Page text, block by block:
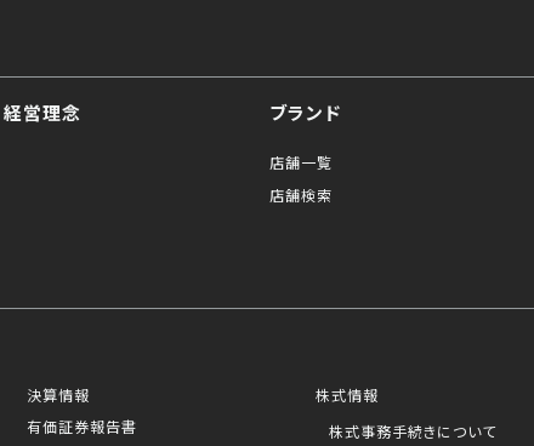
経営理念 ブランド
店舗一覧
店舗検索
決算情報
有価証券報告書
株式情報
株式事務手続きについて